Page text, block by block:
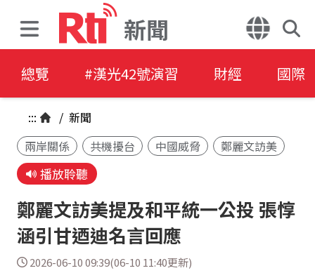
新聞
總覽 #漢光42號演習 財經 國際
::: / 新聞
兩岸關係
共機擾台 中國威脅 鄭麗文訪美
播放聆聽
鄭麗文訪美提及和平統一公投 張惇
涵引甘迺迪名言回應
2026-06-10 09:39(06-10 11:40更新)